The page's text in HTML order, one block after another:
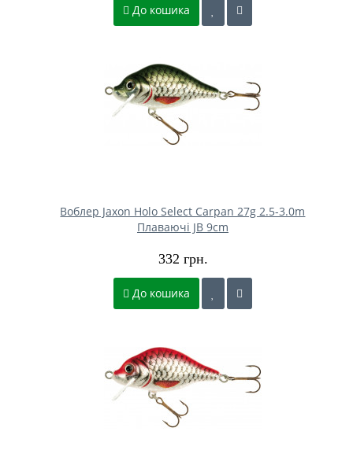
До кошика
Воблер Jaxon Holo Select Carpan 27g 2.5-3.0m
Плаваючі JB 9cm
332 грн.
До кошика